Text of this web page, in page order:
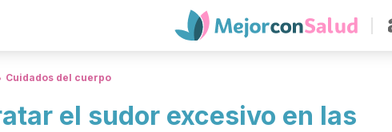
Cuidados del cuerpo
el sudor excesivo en las